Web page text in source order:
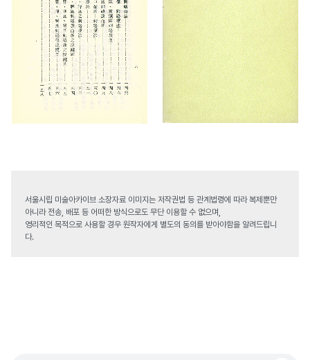
서울시립 미술아카이브 소장자료 이미지는 저작권법 등 관계법령에 따라 복제뿐만
아니라 전송, 배포 등 어떠한 방식으로도 무단 이용할 수 없으며,
영리적인 목적으로 사용할 경우 원작자에게 별도의 동의를 받아야함을 알려드립니
다.